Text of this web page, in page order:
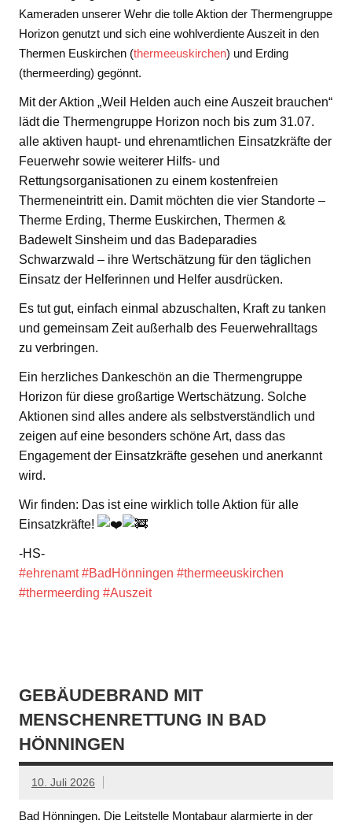
Kameraden unserer Wehr die tolle Aktion der Thermengruppe
Horizon genutzt und sich eine wohlverdiente Auszeit in den
Thermen Euskirchen (thermeeuskirchen) und Erding
(thermeerding) gegönnt.
Mit der Aktion „Weil Helden auch eine Auszeit brauchen“
lädt die Thermengruppe Horizon noch bis zum 31.07.
alle aktiven haupt- und ehrenamtlichen Einsatzkräfte der
Feuerwehr sowie weiterer Hilfs- und
Rettungsorganisationen zu einem kostenfreien
Thermeneintritt ein. Damit möchten die vier Standorte –
Therme Erding, Therme Euskirchen, Thermen &
Badewelt Sinsheim und das Badeparadies
Schwarzwald – ihre Wertschätzung für den täglichen
Einsatz der Helferinnen und Helfer ausdrücken.
Es tut gut, einfach einmal abzuschalten, Kraft zu tanken
und gemeinsam Zeit außerhalb des Feuerwehralltags
zu verbringen.
Ein herzliches Dankeschön an die Thermengruppe
Horizon für diese großartige Wertschätzung. Solche
Aktionen sind alles andere als selbstverständlich und
zeigen auf eine besonders schöne Art, dass das
Engagement der Einsatzkräfte gesehen und anerkannt
wird.
Wir finden: Das ist eine wirklich tolle Aktion für alle
Einsatzkräfte!
-HS-
#ehrenamt #BadHönningen #thermeeuskirchen
#thermeerding #Auszeit
GEBÄUDEBRAND MIT
MENSCHENRETTUNG IN BAD
HÖNNINGEN
10. Juli 2026
Bad Hönningen. Die Leitstelle Montabaur alarmierte in der